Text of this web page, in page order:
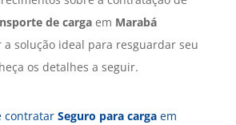
de cargaem Marabá
solução ideal para resguardar seu
os detalhes a seguir.
contratar Seguro para cargaem